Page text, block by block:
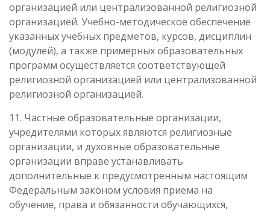
организацией или централизованной религиозной
организацией. Учебно-методическое обеспечение
указанных учебных предметов, курсов, дисциплин
(модулей), а также примерных образовательных
программ осуществляется соответствующей
религиозной организацией или централизованной
религиозной организацией.
11. Частные образовательные организации,
учредителями которых являются религиозные
организации, и духовные образовательные
организации вправе устанавливать
дополнительные к предусмотренным настоящим
Федеральным законом условия приема на
обучение, права и обязанности обучающихся,